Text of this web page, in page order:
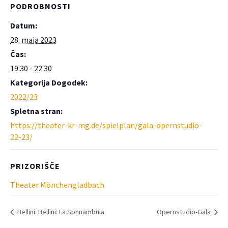
PODROBNOSTI
Datum:
28. maja 2023
Čas:
19:30 - 22:30
Kategorija Dogodek:
2022/23
Spletna stran:
https://theater-kr-mg.de/spielplan/gala-opernstudio-
22-23/
PRIZORIŠČE
Theater Mönchengladbach
Bellini: Bellini: La Sonnambula Opernstudio-Gala